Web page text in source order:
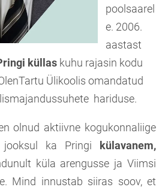
poolsaarel
e. 2006.
aastast
küllas kuhu rajasin kodu
Ülikoolis omandatud
hariduse.
olnud aktiivne kogukonnaliige
ka Pringi
külavanem,
küla arengusse ja Viimsi
Mind innustab siiras soov, et